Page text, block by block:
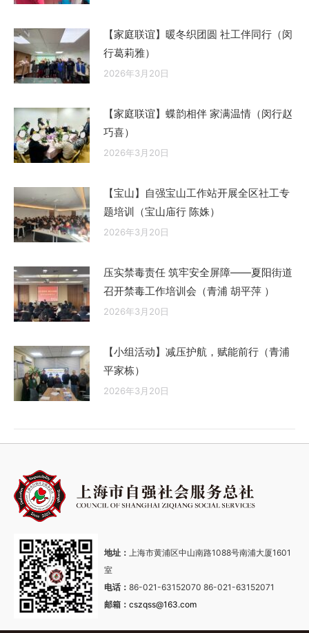
【家庭联谊】暖冬织团圆 社工伴同行（闵
行葛莉雅）
2026年3月20日
【家庭联谊】蝶韵相伴 家满温情（闵行赵
巧喜）
2026年3月20日
【宝山】自强宝山工作站开展全区社工专
题培训（宝山庙行 陈姝）
2026年3月20日
压实禁毒责任 筑牢安全屏障——夏阳街道
召开禁毒工作培训会（青浦 胡平萍 ）
2026年3月20日
【小组活动】减压护航，赋能前行（青浦
平家栋）
2026年3月20日
地址： 上海市黄浦区中山南路1088号南浦大厦1601
室
电话： 86-021-63152070 86-021-63152071
邮箱： cszqss@163.com